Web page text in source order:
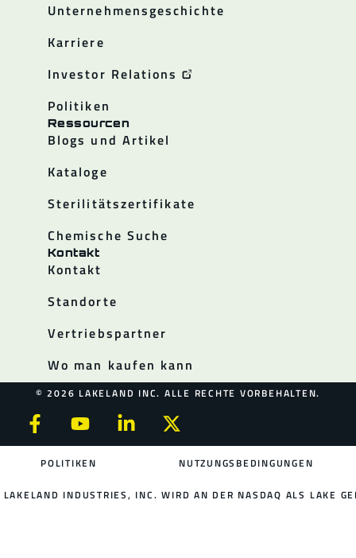
Unternehmensgeschichte
Karriere
Investor Relations
Politiken
Ressourcen
Blogs und Artikel
Kataloge
Sterilitätszertifikate
Chemische Suche
Kontakt
Kontakt
Standorte
Vertriebspartner
Wo man kaufen kann
© 2026 LAKELAND INC. ALLE RECHTE VORBEHALTEN.
POLITIKEN NUTZUNGSBEDINGUNGEN
LAKELAND INDUSTRIES, INC. WIRD AN DER NASDAQ ALS LAKE